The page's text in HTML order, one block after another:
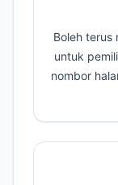
Boleh terus
untuk
nombor